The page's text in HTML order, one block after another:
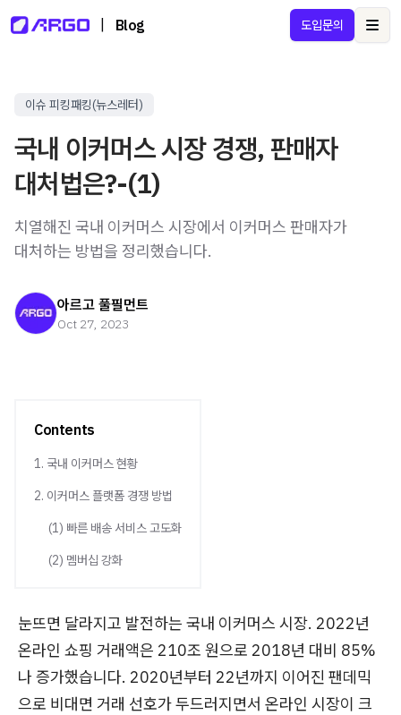
Blog 도입문의
이슈 피킹패킹(뉴스레터)
국내 이커머스 시장 경쟁, 판매자
대처법은?-(1)
치열해진 국내 이커머스 시장에서 이커머스 판매자가
대처하는 방법을 정리했습니다.
아르고 풀필먼트
Oct 27, 2023
Contents
1. 국내 이커머스 현황
2. 이커머스 플랫폼 경쟁 방법
(1) 빠른 배송 서비스 고도화
(2) 멤버십 강화
눈뜨면 달라지고 발전하는 국내 이커머스 시장. 2022년
온라인 쇼핑 거래액은 210조 원으로 2018년 대비 85%
나 증가했습니다. 2020년부터 22년까지 이어진 팬데믹
으로 비대면 거래 선호가 두드러지면서 온라인 시장이 크